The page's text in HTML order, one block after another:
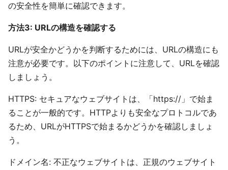
の安全性を簡単に確認できます。
方法3: URLの構造を確認する
URLが安全かどうかを判断するためには、URLの構造にも
注意が必要です。以下のポイントに注意して、URLを確認
しましょう。
HTTPS: セキュアなウェブサイトは、「https://」で始ま
ることが一般的です。HTTPよりも安全なプロトコルであ
るため、URLがHTTPSで始まるかどうかを確認しましょ
う。
ドメイン名: 不正なウェブサイトは、正規のウェブサイト